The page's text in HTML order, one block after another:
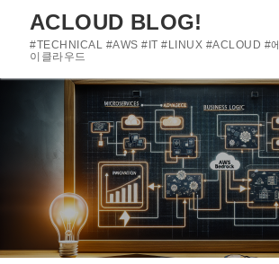
로
ACLOUD BLOG!
#TECHNICAL #AWS #IT #LINUX #ACLOUD #에
이클라우드
검색 :